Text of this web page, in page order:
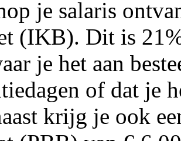
je salaris
(IKB). Dit is
je het aan
of dat je
krijg je ook